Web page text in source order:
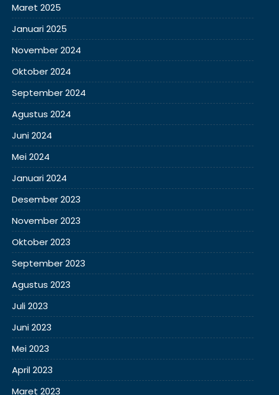
Maret 2025
Januari 2025
November 2024
Oktober 2024
September 2024
Agustus 2024
Juni 2024
Mei 2024
Januari 2024
Desember 2023
November 2023
Oktober 2023
September 2023
Agustus 2023
Juli 2023
Juni 2023
Mei 2023
April 2023
Maret 2023